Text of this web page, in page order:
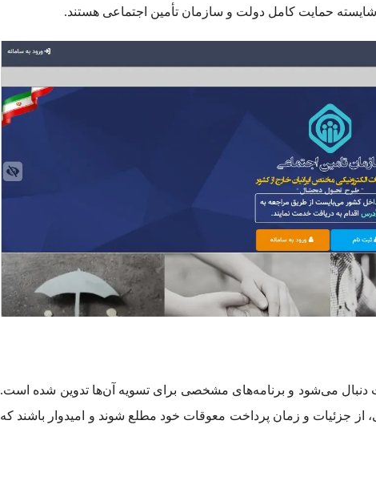
حمایت کامل دولت و سازمان تأمین اجتماعی هستند.
دنبال می‌شود و برنامه‌های مشخصی برای تسویه آن‌ها تدوین شده است.
از جزئیات و زمان پرداخت معوقات خود مطلع شوند و امیدوار باشند که